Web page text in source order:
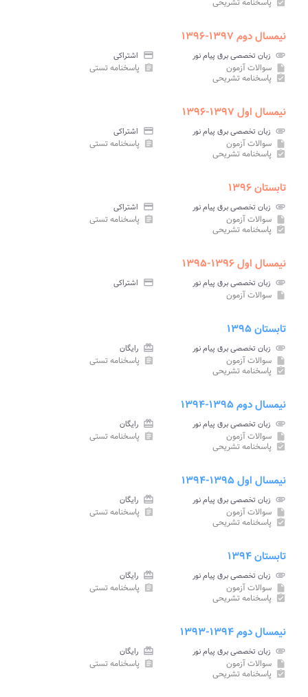
assignment_turned_in
نیمسال دوم ۱۳۹۷-۱۳۹۶
attachment زبان تخصصی برق پیام نور credit_card اشتراکی
insert_drive_file سوالات آزمون assignment پاسخنامه تستی
assignment_turned_in پاسخنامه تشریحی
نیمسال اول ۱۳۹۷-۱۳۹۶
attachment زبان تخصصی برق پیام نور credit_card اشتراکی
insert_drive_file سوالات آزمون assignment پاسخنامه تستی
assignment_turned_in پاسخنامه تشریحی
تابستان ۱۳۹۶
attachment زبان تخصصی برق پیام نور credit_card اشتراکی
insert_drive_file سوالات آزمون assignment پاسخنامه تستی
assignment_turned_in پاسخنامه تشریحی
نیمسال اول ۱۳۹۶-۱۳۹۵
attachment زبان تخصصی برق پیام نور credit_card اشتراکی
insert_drive_file سوالات آزمون
تابستان ۱۳۹۵
attachment زبان تخصصی برق پیام نور card_giftcard رایگان
insert_drive_file سوالات آزمون assignment پاسخنامه تستی
assignment_turned_in پاسخنامه تشریحی
نیمسال دوم ۱۳۹۵-۱۳۹۴
attachment زبان تخصصی برق پیام نور card_giftcard رایگان
insert_drive_file سوالات آزمون assignment پاسخنامه تستی
assignment_turned_in پاسخنامه تشریحی
نیمسال اول ۱۳۹۵-۱۳۹۴
attachment زبان تخصصی برق پیام نور card_giftcard رایگان
insert_drive_file سوالات آزمون assignment پاسخنامه تستی
assignment_turned_in پاسخنامه تشریحی
تابستان ۱۳۹۴
attachment زبان تخصصی برق پیام نور card_giftcard رایگان
insert_drive_file سوالات آزمون assignment پاسخنامه تستی
assignment_turned_in پاسخنامه تشریحی
نیمسال دوم ۱۳۹۴-۱۳۹۳
attachment زبان تخصصی برق پیام نور card_giftcard رایگان
insert_drive_file سوالات آزمون assignment پاسخنامه تستی
assignment_turned_in پاسخنامه تشریحی